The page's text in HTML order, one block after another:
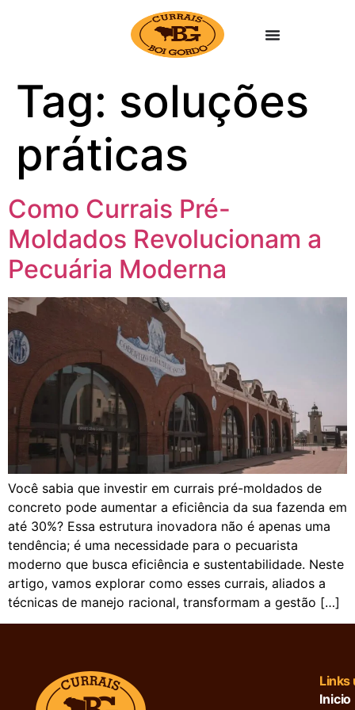
Tag: soluções
práticas
Como Currais Pré-
Moldados Revolucionam a
Pecuária Moderna
Você sabia que investir em currais pré-moldados de
concreto pode aumentar a eficiência da sua fazenda em
até 30%? Essa estrutura inovadora não é apenas uma
tendência; é uma necessidade para o pecuarista
moderno que busca eficiência e sustentabilidade. Neste
artigo, vamos explorar como esses currais, aliados a
técnicas de manejo racional, transformam a gestão […]
Links
Inicio